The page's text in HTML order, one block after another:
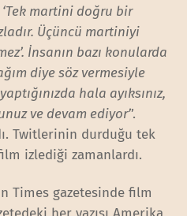
martini doğru bir
Üçüncü martiniyi
İnsanın bazı konularda
diye söz vermesiyle
hala ayıksınız,
ve devam ediyor’’.
Twitlerinin durduğu tek
izlediği zamanlardı.
Times gazetesinde film